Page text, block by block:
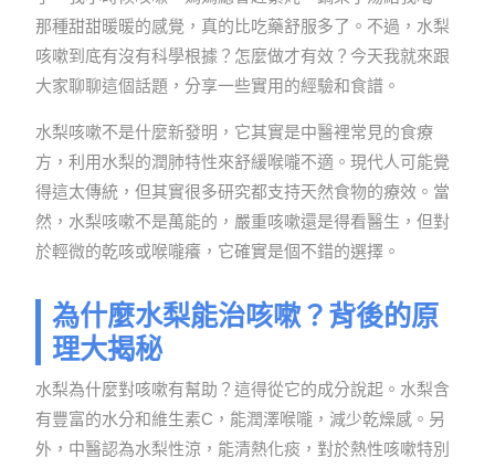
那種甜甜暖暖的感覺，真的比吃藥舒服多了。不過，水梨
咳嗽到底有沒有科學根據？怎麼做才有效？今天我就來跟
大家聊聊這個話題，分享一些實用的經驗和食譜。
水梨咳嗽不是什麼新發明，它其實是中醫裡常見的食療
方，利用水梨的潤肺特性來舒緩喉嚨不適。現代人可能覺
得這太傳統，但其實很多研究都支持天然食物的療效。當
然，水梨咳嗽不是萬能的，嚴重咳嗽還是得看醫生，但對
於輕微的乾咳或喉嚨癢，它確實是個不錯的選擇。
為什麼水梨能治咳嗽？背後的原
理大揭秘
水梨為什麼對咳嗽有幫助？這得從它的成分說起。水梨含
有豐富的水分和維生素C，能潤澤喉嚨，減少乾燥感。另
外，中醫認為水梨性涼，能清熱化痰，對於熱性咳嗽特別